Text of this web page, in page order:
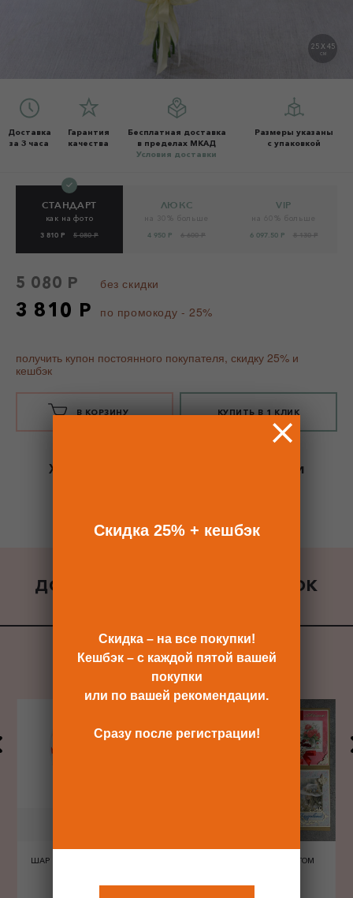
25 X 45
СМ
Доставка
за 3 часа
Гарантия
качества
Бесплатная доставка
в пределах МКАД
Условия доставки
Размеры указаны
с упаковкой
СТАНДАРТ
как на фото
3 810 Р 5 080 Р
ЛЮКС
4 950 Р 6 600 Р
VIP
6 097.50 Р 8 130 Р
5 080 Р без скидки
3 810 Р по промокоду - 25%
получить купон постоянного покупателя, скидку 25% и
кешбэк
В КОРЗИНУ КУПИТЬ В 1 КЛИК
Хотите сразу
и
ДОБАВИТЬ К ЗАКАЗУ ПОДАРОК
ШАР ШЕЛКОГРАФИЯ СЕРДЦА
ОТКРЫТКА С КОНВЕРТОМ
Скидка 25% + кешбэк
Скидка – на все покупки!
Кешбэк – с каждой пятой вашей
покупки
или по вашей рекомендации.
Сразу после регистрации!